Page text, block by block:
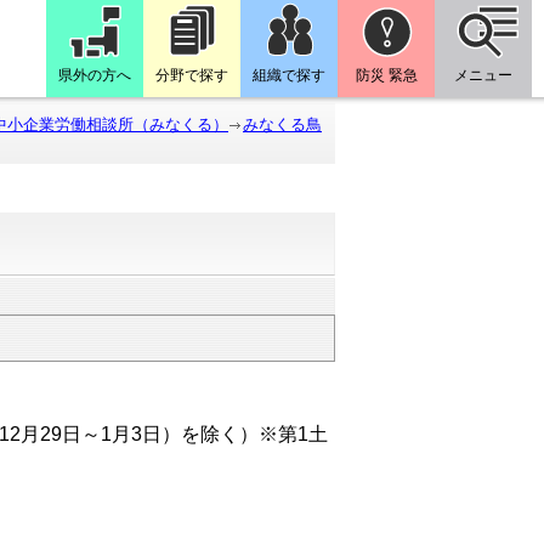
県外の方へ 分野で探す 組織で探す 防災 緊急 メニュー
小企業労働相談所（みなくる）
みなくる鳥
月29日～1月3日）を除く）※第1土